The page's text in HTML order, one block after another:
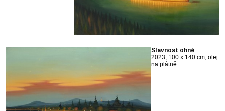
Slavnost ohně
2023, 100 x 140 cm, olej
na plátně